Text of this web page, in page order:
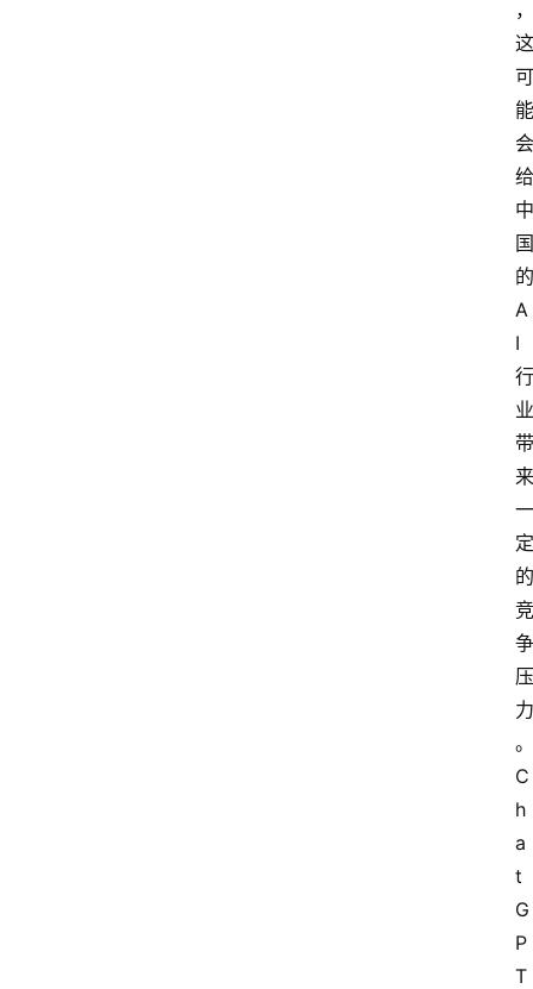
，
这
可
能
会
给
中
国
的
A
I
行
业
带
来
一
定
的
竞
争
压
力
。
C
h
a
t
G
P
T